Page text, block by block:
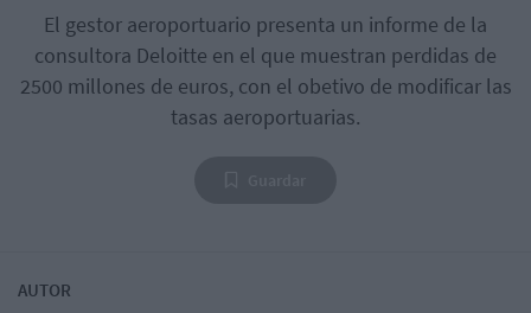
El gestor aeroportuario presenta un informe de la
consultora Deloitte en el que muestran perdidas de
2500 millones de euros, con el obetivo de modificar las
tasas aeroportuarias.
AUTOR